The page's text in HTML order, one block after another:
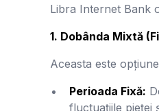
Libra Internet Bank
1. Dobânda Mixtă
Aceasta este
Perioada Fixă:
fluctuațiile pieței